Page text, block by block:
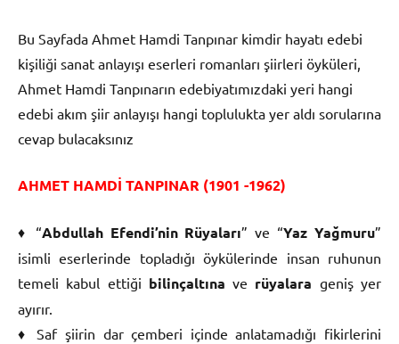
Bu Sayfada Ahmet Hamdi Tanpınar kimdir hayatı edebi
kişiliği sanat anlayışı eserleri romanları şiirleri öyküleri,
Ahmet Hamdi Tanpınarın edebiyatımızdaki yeri hangi
edebi akım şiir anlayışı hangi toplulukta yer aldı sorularına
cevap bulacaksınız
AHMET HAMDİ TANPINAR (1901 -1962)
♦ “Abdullah Efendi’nin Rüyaları” ve “Yaz Yağmuru”
isimli eserlerinde topladığı öykülerinde insan ruhunun
temeli kabul ettiği bilinçaltına ve rüyalara geniş yer
ayırır.
♦ Saf şiirin dar çemberi içinde anlatamadığı fikirlerini